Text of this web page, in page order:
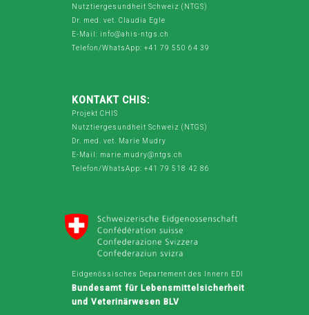
Nutztiergesundheit Schweiz (NTGS)
Dr. med. vet. Claudia Egle
E-Mail: info@ahis-ntgs.ch
Telefon/WhatsApp: +41 79 550 64 39
KONTAKT CHIS:
Projekt CHIS
Nutztiergesundheit Schweiz (NTGS)
Dr. med. vet. Marie Mudry
E-Mail: marie.mudry@ntgs.ch
Telefon/WhatsApp: +41 79 518 42 86
Eidgenössisches Departement des Innern EDI
Bundesamt für Lebensmittelsicherheit
und Veterinärwesen BLV